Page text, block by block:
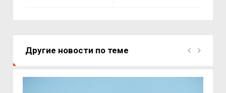
Другие новости по теме